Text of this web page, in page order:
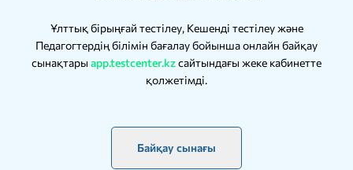
Ұлттық бірыңғай тестілеу, Кешенді тестілеу және
Педагогтердің білімін бағалау бойынша онлайн байқау
сынақтары app.testcenter.kzсайтындағы жеке кабинетте
қолжетімді.
Байқау сынағы